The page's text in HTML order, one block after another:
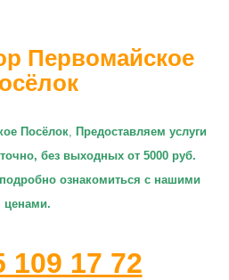
Первомайское
Посёлок Предоставляем услуги
, без выходных от 5000 руб.
ознакомиться с нашими
ценами.
109 17 72